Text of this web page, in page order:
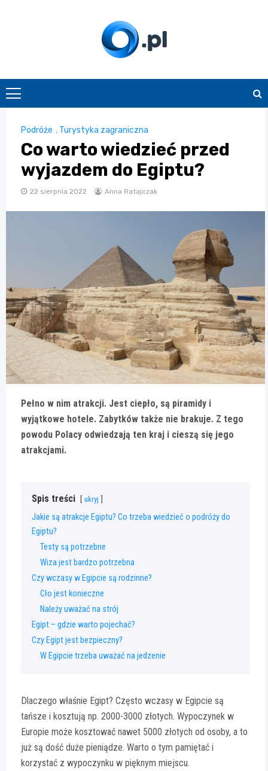
O.pl
Podróże , Turystyka zagraniczna
Co warto wiedzieć przed
wyjazdem do Egiptu?
22 sierpnia 2022 Anna Ratajczak
Pełno w nim atrakcji. Jest ciepło, są piramidy i
wyjątkowe hotele. Zabytków także nie brakuje. Z tego
powodu Polacy odwiedzają ten kraj i cieszą się jego
atrakcjami.
Spis treści ukryj
Jakie są atrakcje Egiptu? Co trzeba wiedzieć o podróży do
Egiptu?
Testy są potrzebne
Wiza jest bardzo potrzebna
Czy wczasy w Egipcie są rodzinne?
Cło jest konieczne
Należy uważać na strój
Egipt – gdzie warto pojechać?
Czy Egipt jest bezpieczny?
W Egipcie trzeba uważać na jedzenie
Dlaczego właśnie Egipt? Często wczasy w Egipcie są
tańsze i kosztują np. 2000-3000 złotych. Wypoczynek w
Europie może kosztować nawet 5000 złotych od osoby, a to
już są dość duże pieniądze. Warto o tym pamiętać i
korzystać z wypoczynku w pięknym miejscu.